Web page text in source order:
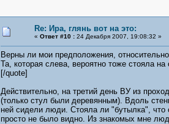
Re: Ира, глянь вот на это:
« Ответ #10 : 24 Декабря 2007, 19:08:32 »
Верны ли мои предположения,
Та, которая слева, вероятно тоже стояла
[/quote]
Действительно, на третий день ВУ из
(только стул были деревянным). Вдоль
ней сидели люди. Стояла ли "бутылка", что
просто не было видно. Из знакомых мне